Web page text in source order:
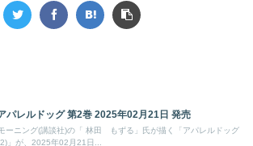
パレルドッグ 第2巻 2025年02月21日 発売
ーニング(講談社)の「 林田 もずる」氏が描く「アパレルドッグ
」が、2025年02月21日...